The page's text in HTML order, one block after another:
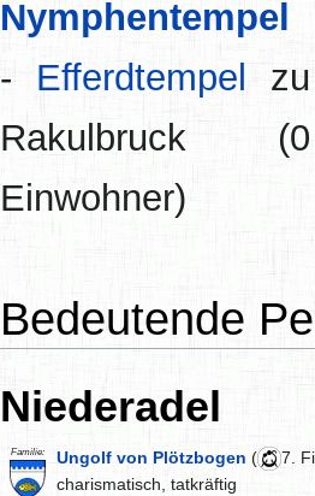
Nymphentempel
- Efferdtempel zu
Rakulbruck (0
Einwohner)
Bedeutende
Niederadel
Familie: Ungolf von Plötzbogen (
7.
charismatisch, tatkräftig